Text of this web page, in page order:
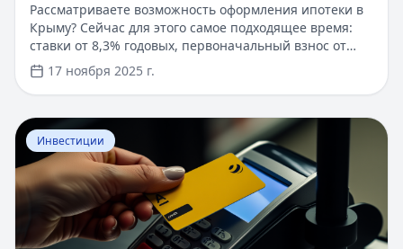
Рассматриваете возможность оформления ипотеки в
Крыму? Сейчас для этого самое подходящее время:
ставки от 8,3% годовых, первоначальный взнос от
15%, срок рассмотрения заявки — от 1 дня. Доступны
программы господдержки с пониженной ставкой от
6%. Одобрение без подтверждения дохода справкой
2-НДФЛ, достаточно выписки по счету. Срок
кредитования — до 30 лет.
17 ноября 2025 г.
Перейти к статье: ​Как оформить кредитную карту
Инвестиции